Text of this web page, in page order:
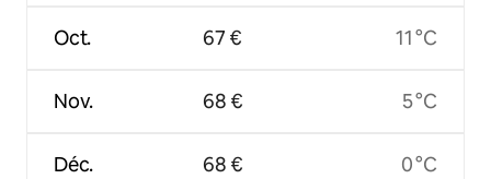
Oct.
Nov.
Déc.
67 €
68 €
68 €
11 °C
5 °C
0 °C